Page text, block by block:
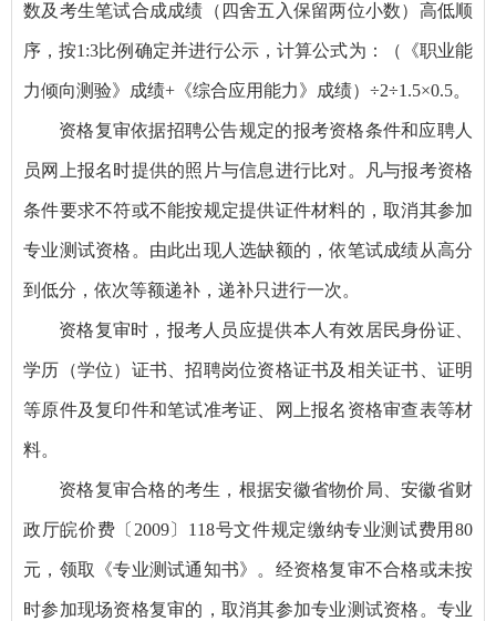
数及考生笔试合成成绩（四舍五入保留两位小数）高低顺
序，按1:3比例确定并进行公示，计算公式为：（《职业能
力倾向测验》成绩+《综合应用能力》成绩）÷2÷1.5×0.5。
资格复审依据招聘公告规定的报考资格条件和应聘人
员网上报名时提供的照片与信息进行比对。凡与报考资格
条件要求不符或不能按规定提供证件材料的，取消其参加
专业测试资格。由此出现人选缺额的，依笔试成绩从高分
到低分，依次等额递补，递补只进行一次。
资格复审时，报考人员应提供本人有效居民身份证、
学历（学位）证书、招聘岗位资格证书及相关证书、证明
等原件及复印件和笔试准考证、网上报名资格审查表等材
料。
资格复审合格的考生，根据安徽省物价局、安徽省财
政厅皖价费〔2009〕118号文件规定缴纳专业测试费用80
元，领取《专业测试通知书》。经资格复审不合格或未按
时参加现场资格复审的，取消其参加专业测试资格。专业